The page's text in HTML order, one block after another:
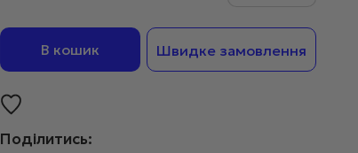
В кошик Швидке замовлення
Поділитись: